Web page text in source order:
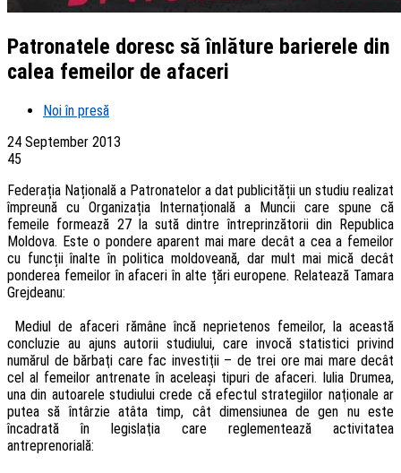
Patronatele doresc să înlăture barierele din
calea femeilor de afaceri
Noi în presă
24 September 2013
45
Federația Națională a Patronatelor a dat publicității un studiu realizat
împreună cu Organizația Internațională a Muncii care spune că
femeile formează 27 la sută dintre întreprinzătorii din Republica
Moldova. Este o pondere aparent mai mare decât a cea a femeilor
cu funcții înalte în politica moldoveană, dar mult mai mică decât
ponderea femeilor în afaceri în alte țări europene. Relatează Tamara
Grejdeanu:
Mediul de afaceri rămâne încă neprietenos femeilor, la această
concluzie au ajuns autorii studiului, care invocă statistici privind
numărul de bărbaţi care fac investiţii – de trei ore mai mare decât
cel al femeilor antrenate în aceleaşi tipuri de afaceri. Iulia Drumea,
una din autoarele studiului crede că efectul strategiilor naţionale ar
putea să întârzie atâta timp, cât dimensiunea de gen nu este
încadrată în legislaţia care reglementează activitatea
antreprenorială: